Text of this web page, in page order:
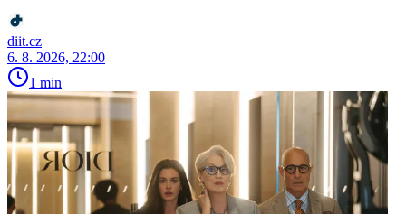
diit.cz
6. 8. 2026, 22:00
1 min